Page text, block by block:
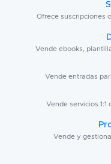
Ofrece suscripciones
Vende ebooks,
Vende entradas
Vende servicios
Vende y